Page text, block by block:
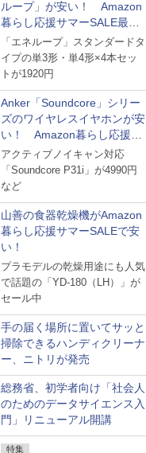
ループ」が安い！ Amazon
暮らし応援サマーSALE最終
日
「エネループ」スタンダードタ
イプの単3形・単4形×4本セッ
トが1920円
Anker「Soundcore」シリー
ズのワイヤレスイヤホンが安
い！ Amazon暮らし応援サ
マーSALE
アクティブノイキャン対応
「Soundcore P31i」が4990円
など
山善の食器乾燥機がAmazon
暮らし応援サマーSALEで安
い！
プラモデルの乾燥用途にも人気
で話題の「YD-180（LH）」が
セール中
手の届く場所に置いてサッと
掃除できるハンディクリーナ
ー、ニトリが発売
総務省、初学者向け「社会人
のためのデータサイエンス入
門」リニューアル開講
特集